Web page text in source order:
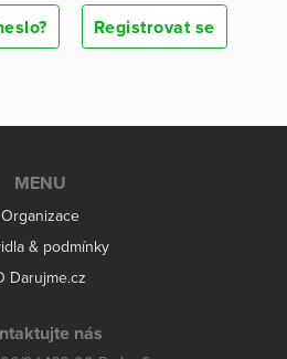
Registrovat se
MENU
Organizace
& podmínky
Darujme.cz
nás